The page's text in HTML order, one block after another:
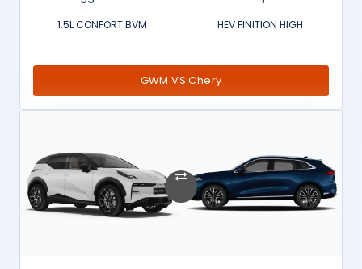
HEV FINITION HIGH
1.5L CONFORT BVM
GWM VS Chery